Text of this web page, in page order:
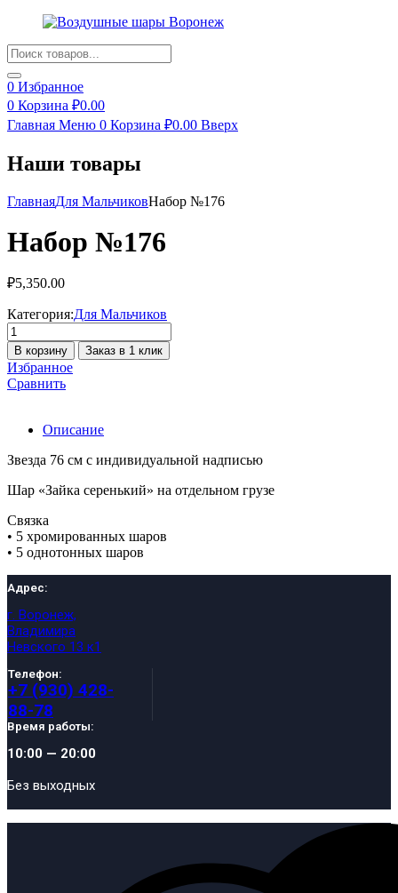
Products
search
0 Избранное
0 Корзина ₽0.00
Главная Меню 0 Корзина ₽0.00 Вверх
Наши товары
ГлавнаяДля МальчиковНабор №176
Набор №176
₽5,350.00
Категория:Для Мальчиков
Количество
товара
Набор
№176
В корзину Заказ в 1 клик
Избранное
Сравнить
Описание
Звезда 76 см с индивидуальной надписью
Шар «Зайка серенький» на отдельном грузе
Связка
• 5 хромированных шаров
• 5 однотонных шаров
Адрес:
г. Воронеж,
Владимира
Невского 13 к1
Телефон:
+7 (930) 428-
88-78
Время работы:
10:00 — 20:00
Без выходных